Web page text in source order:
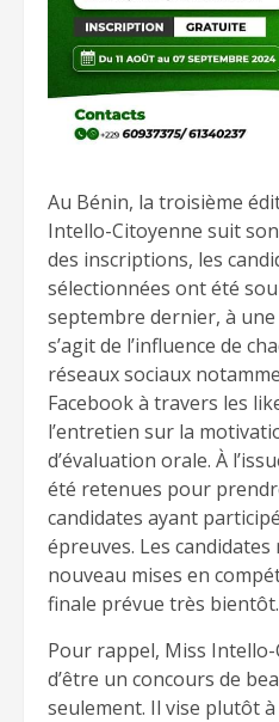
Au Bénin, la troisième
Intello-Citoyenne suit
des inscriptions, les
sélectionnées ont été
septembre dernier, à une
s’agit de l’influence de
réseaux sociaux
Facebook à travers les
l’entretien sur la
d’évaluation orale. À
été retenues pour
candidates ayant
épreuves. Les
nouveau mises en
finale prévue très bientôt.
Pour rappel, Miss
d’être un concours de
seulement. Il vise plutôt